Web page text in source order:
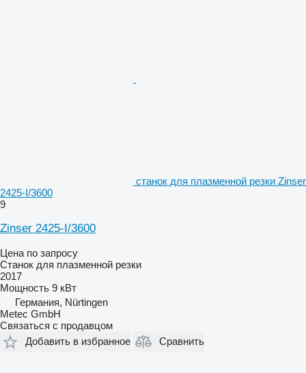
станок для плазменной резки Zinser
2425-I/3600
9
Zinser 2425-I/3600
Цена по запросу
Станок для плазменной резки
2017
Мощность 9 кВт
Германия, Nürtingen
Metec GmbH
Связаться с продавцом
Добавить в избранное
Сравнить